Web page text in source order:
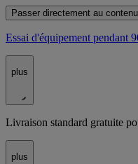
Passer directement au
Essai d'équipement pendant
plus
Livraison standard gratuite
plus